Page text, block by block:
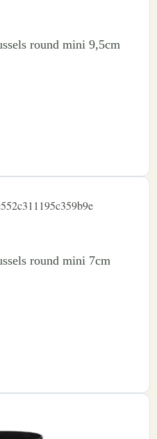
round mini 9,5cm
round mini 7cm